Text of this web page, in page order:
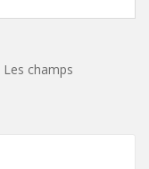
Les champs